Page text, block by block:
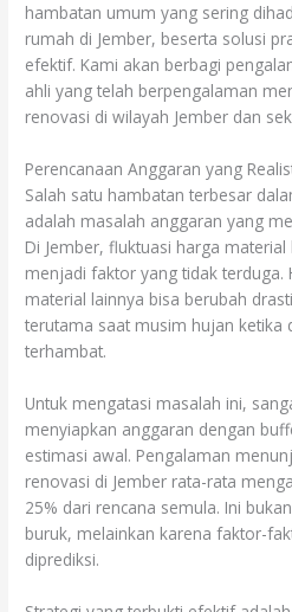
hambatan umum yang sering
rumah di Jember, beserta solusi
efektif. Kami akan berbagi
ahli yang telah berpengalaman
renovasi di wilayah Jember dan
Perencanaan Anggaran yang
Salah satu hambatan terbesar
adalah masalah anggaran yang
Di Jember, fluktuasi harga
menjadi faktor yang tidak terduga.
material lainnya bisa berubah
terutama saat musim hujan ketika
terhambat.
Untuk mengatasi masalah ini,
menyiapkan anggaran dengan
estimasi awal. Pengalaman
renovasi di Jember rata-rata
25% dari rencana semula. Ini
buruk, melainkan karena faktor-
diprediksi.